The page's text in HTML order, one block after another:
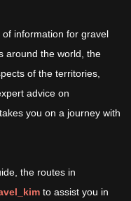
information for gravel
around the world, the
of the territories,
advice on
you on a journey with
the routes in
to assist you in